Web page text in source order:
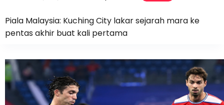
Piala Malaysia: Kuching City lakar sejarah mara ke
pentas akhir buat kali pertama